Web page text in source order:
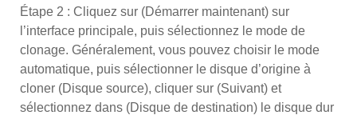
Étape 2 : Cliquez sur (Démarrer maintenant) sur
l’interface principale, puis sélectionnez le mode de
clonage. Généralement, vous pouvez choisir le mode
automatique, puis sélectionner le disque d’origine à
cloner (Disque source), cliquer sur (Suivant) et
sélectionnez dans (Disque de destination) le disque dur